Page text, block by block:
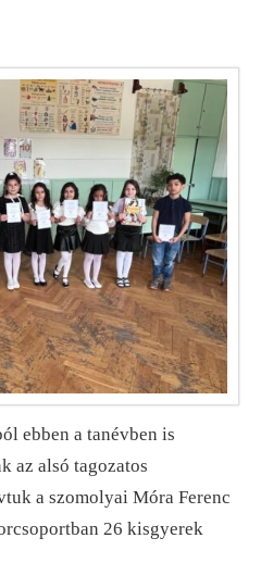
ebben a tanévben is
az alsó tagozatos
a szomolyai Móra Ferenc
26 kisgyerek